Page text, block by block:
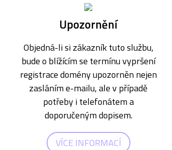
Upozornění
Objedná-li si zákazník tuto službu,
bude o blížícím se termínu vypršení
registrace domény upozorněn nejen
zasláním e-mailu, ale v případě
potřeby i telefonátem a
doporučeným dopisem.
VÍCE INFORMACÍ